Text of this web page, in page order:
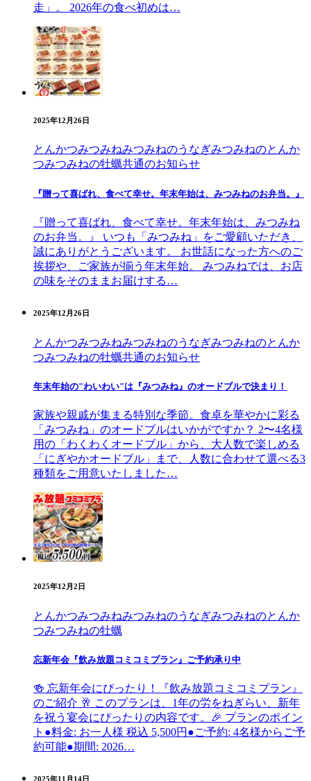
走」。 2026年の食べ初めは…
2025年12月26日
とんかつみつみねみつみねのうなぎみつみねのとんか
つみつみねの牡蠣共通のお知らせ
『贈って喜ばれ、食べて幸せ。年末年始は、みつみねのお弁当。』
『贈って喜ばれ、食べて幸せ。年末年始は、みつみね
のお弁当。』 いつも「みつみね」をご愛顧いただき、
誠にありがとうございます。 お世話になった方へのご
挨拶や、ご家族が揃う年末年始。 みつみねでは、お店
の味をそのままお届けする…
2025年12月26日
とんかつみつみねみつみねのうなぎみつみねのとんか
つみつみねの牡蠣共通のお知らせ
年末年始の"わいわい"は『みつみね』のオードブルで決まり！
家族や親戚が集まる特別な季節。食卓を華やかに彩る
「みつみね」のオードブルはいかがですか？ 2〜4名様
用の「わくわくオードブル」から、大人数で楽しめる
「にぎやかオードブル」まで、人数に合わせて選べる3
種類をご用意いたしました…
2025年12月2日
とんかつみつみねみつみねのうなぎみつみねのとんか
つみつみねの牡蠣
忘新年会『飲み放題コミコミプラン』ご予約承り中
🍻 忘新年会にぴったり！『飲み放題コミコミプラン』
のご紹介 🥂 このプランは、1年の労をねぎらい、新年
を祝う宴会にぴったりの内容です。🎉 プランのポイン
ト●料金: お一人様 税込 5,500円●ご予約: 4名様からご予
約可能●期間: 2026…
2025年11月14日